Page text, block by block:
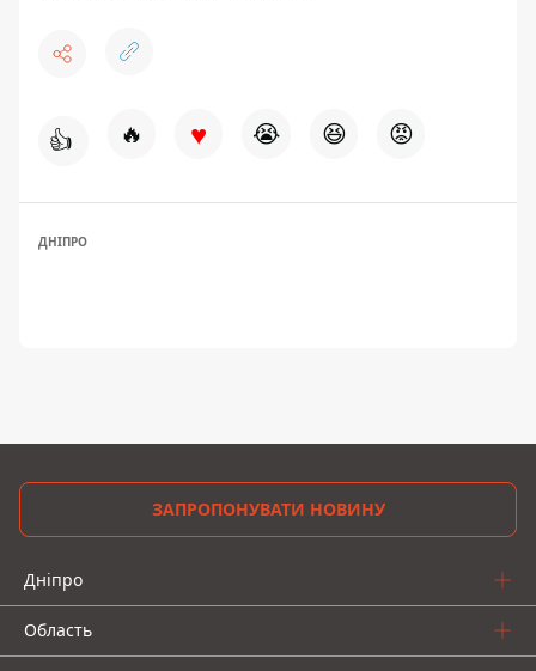
👍 🔥 ♥ 😭 😆 😡
ДНІПРО
ЗАПРОПОНУВАТИ НОВИНУ
Дніпро
Область